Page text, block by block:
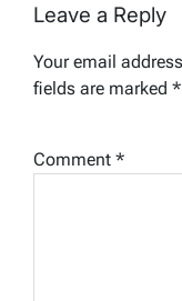
Leave a Reply
Your email
fields are marked *
Comment *